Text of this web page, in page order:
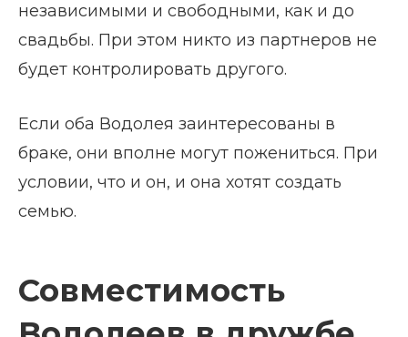
независимыми и свободными, как и до
свадьбы. При этом никто из партнеров не
будет контролировать другого.
Если оба Водолея заинтересованы в
браке, они вполне могут пожениться. При
условии, что и он, и она хотят создать
семью.
Совместимость